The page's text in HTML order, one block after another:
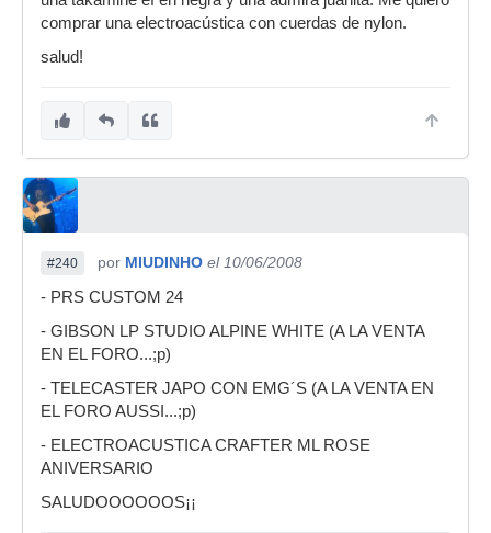
comprar una electroacústica con cuerdas de nylon.
salud!
#240 por MIUDINHO el 10/06/2008
- PRS CUSTOM 24
- GIBSON LP STUDIO ALPINE WHITE (A LA VENTA
EN EL FORO...;p)
- TELECASTER JAPO CON EMG´S (A LA VENTA EN
EL FORO AUSSI...;p)
- ELECTROACUSTICA CRAFTER ML ROSE
ANIVERSARIO
SALUDOOOOOOS¡¡